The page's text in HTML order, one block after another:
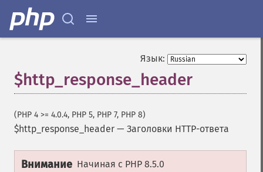
Язык:
$http_response_header
(PHP 4 >= 4.0.4, PHP 5, PHP 7, PHP 8)
$http_response_header — Заголовки HTTP-ответа
Внимание Начиная с PHP 8.5.0